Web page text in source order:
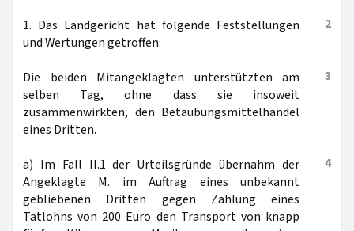
2
1. Das Landgericht hat folgende Feststellungen
und Wertungen getroffen:
3
Die beiden Mitangeklagten unterstützten am
selben Tag, ohne dass sie insoweit
zusammenwirkten, den Betäubungsmittelhandel
eines Dritten.
4
a) Im Fall II.1 der Urteilsgründe übernahm der
Angeklagte M. im Auftrag eines unbekannt
gebliebenen Dritten gegen Zahlung eines
Tatlohns von 200 Euro den Transport von knapp